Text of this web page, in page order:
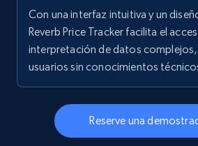
Walmart - products - Collects
specific keywords
URL, Final price, Sku, Currency, Gtin,
Specifications, Image urls, Top
Con una interfaz intuitiva y un
Reverb Price Tracker facilita el
interpretación de datos complejos,
usuarios sin conocimientos
Reserve una